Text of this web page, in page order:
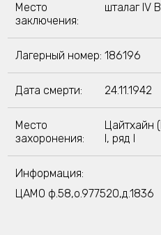
Место
заключения:
шталаг IV B
Лагерный номер: 186196
Дата смерти: 24.11.1942
Место
захоронения:
Цайтхайн
I, ряд I
Информация:
ЦАМО ф.58,о.977520,д.1836